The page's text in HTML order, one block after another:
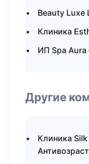
Beauty Luxe
Клиника
ИП Spa
Другие
Клиника